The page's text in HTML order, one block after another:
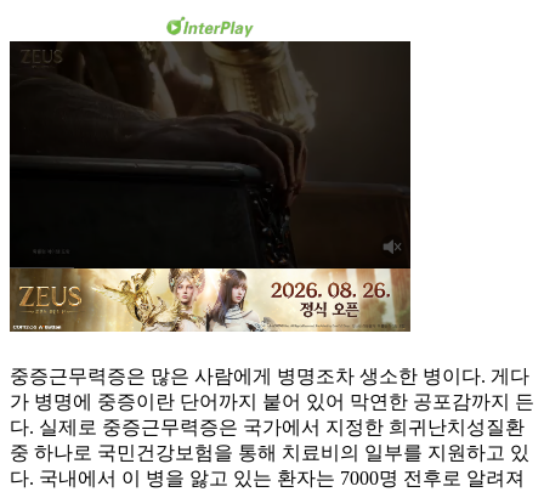
중증근무력증은 많은 사람에게 병명조차 생소한 병이다. 게다
가 병명에 중증이란 단어까지 붙어 있어 막연한 공포감까지 든
다. 실제로 중증근무력증은 국가에서 지정한 희귀난치성질환
중 하나로 국민건강보험을 통해 치료비의 일부를 지원하고 있
다. 국내에서 이 병을 앓고 있는 환자는 7000명 전후로 알려져